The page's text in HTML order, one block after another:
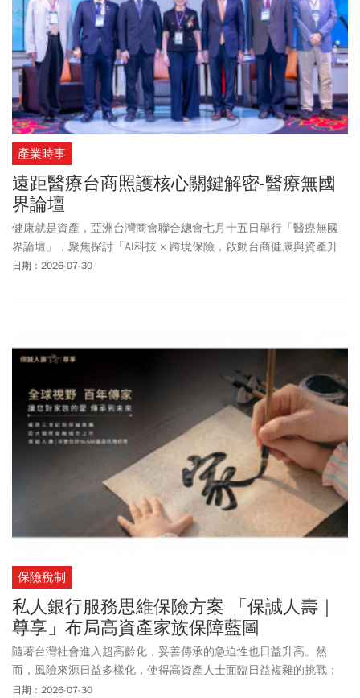
藝術節，同步推出88節優惠！六福村在8/8至8/9，只要爸爸本人出
示相關證件可「免費入園」。《今周刊》整理各項父親節優惠活
動，來看看連鎖餐飲集團、飯店餐廳、遊樂園推出哪些活動？
產業時事
遠距醫療台商照護核心關鍵解密-醫療無國
界論壇
健康就是資產，亞洲台灣商會聯合總會七月十五日舉行「醫療無國
界論壇」，聚焦探討「AI科技 × 跨境保險，啟動台商健康與資產升
級新時代」主題議程，總會長陳舒琴強調，從台灣出發，藉由結合
日期：2026-07-30
保險稅制
私人銀行服務思維保險方案 「保誠人壽｜
尊享」布局高資產家族保障藍圖
隨著台灣社會進入超高齡化，妥善傳承的急迫性也日益升高。然
而，風險來源日益多樣化，使得高資產人士面臨日益複雜的挑戰；
儘管高資產人士的數量和財富總額不斷上升，然僅僅靠個人規劃，
日期：2026-07-30